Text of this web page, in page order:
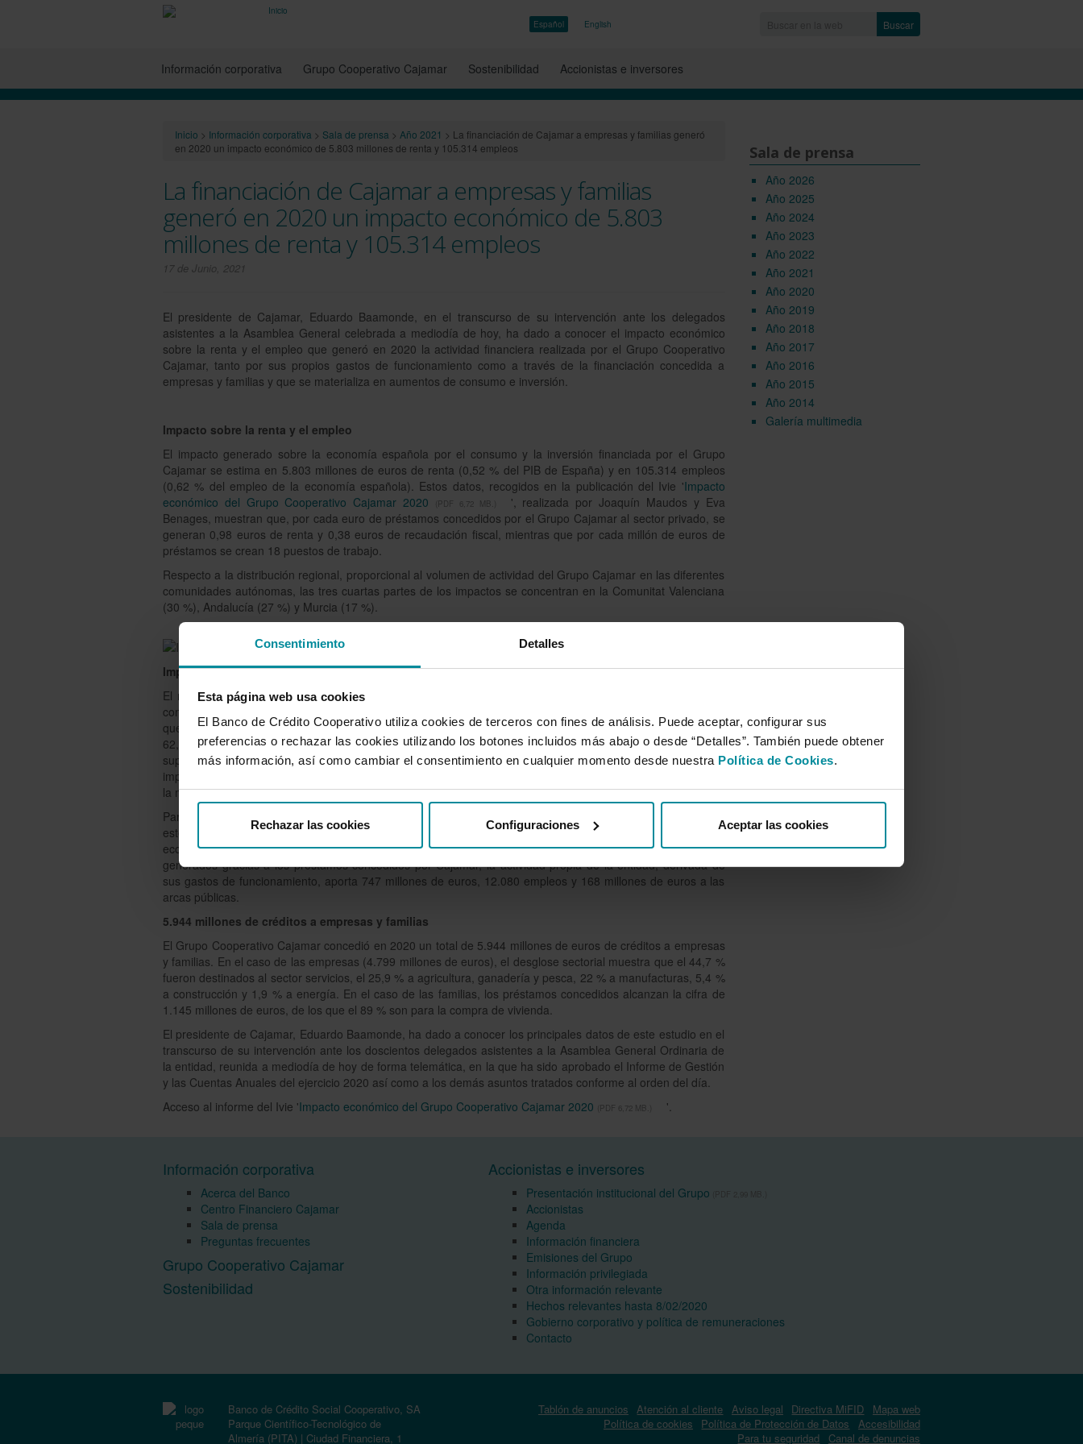
Consentimiento Detalles
Esta página web usa cookies
El Banco de Crédito Cooperativo utiliza cookies de terceros con fines de análisis. Puede aceptar, configurar sus
preferencias o rechazar las cookies utilizando los botones incluidos más abajo o desde “Detalles”. También puede obtener
más información, así como cambiar el consentimiento en cualquier momento desde nuestra Política de Cookies.
Rechazar las cookies Configuraciones Aceptar las cookies
Español English Buscar
Información corporativa Grupo Cooperativo Cajamar Sostenibilidad Accionistas e inversores
Inicio > Información corporativa > Sala de prensa > Año 2021 > La financiación de Cajamar a empresas y familias generó
en 2020 un impacto económico de 5.803 millones de renta y 105.314 empleos
La financiación de Cajamar a empresas y familias
generó en 2020 un impacto económico de 5.803
millones de renta y 105.314 empleos
17 de Junio, 2021
El presidente de Cajamar, Eduardo Baamonde, en el transcurso de su intervención ante los delegados
asistentes a la Asamblea General celebrada a mediodía de hoy, ha dado a conocer el impacto económico
sobre la renta y el empleo que generó en 2020 la actividad financiera realizada por el Grupo Cooperativo
Cajamar, tanto por sus propios gastos de funcionamiento como a través de la financiación concedida a
empresas y familias y que se materializa en aumentos de consumo e inversión.
Impacto sobre la renta y el empleo
El impacto generado sobre la economía española por el consumo y la inversión financiada por el Grupo
Cajamar se estima en 5.803 millones de euros de renta (0,52 % del PIB de España) y en 105.314 empleos
(0,62 % del empleo de la economía española). Estos datos, recogidos en la publicación del Ivie 'Impacto
económico del Grupo Cooperativo Cajamar 2020
(PDF 6,72 MB.)
', realizada por Joaquín Maudos y Eva
Benages, muestran que, por cada euro de préstamos concedidos por el Grupo Cajamar al sector privado, se
generan 0,98 euros de renta y 0,38 euros de recaudación fiscal, mientras que por cada millón de euros de
préstamos se crean 18 puestos de trabajo.
Respecto a la distribución regional, proporcional al volumen de actividad del Grupo Cajamar en las diferentes
comunidades autónomas, las tres cuartas partes de los impactos se concentran en la Comunitat Valenciana
(30 %), Andalucía (27 %) y Murcia (17 %).
Impacto fiscal
El montante de los impactos fiscales asociados a la actividad económica creada gracias a los préstamos
concedidos en 2020 por el Grupo Cooperativo Cajamar asciende a un total de 2.281 millones de euros, de los
que el 37,2 % corresponden a impuestos indirectos (mayoritariamente el IVA, 817,7 millones de euros) y el
62, 8 % restante a directos. De estos últimos, las cotizaciones a la Seguridad Social por el empleo creado
suponen un ingreso a las arcas públicas de 647,2 millones de euros (28,4 % del total), el efecto sobre el
impuesto de sociedades asciende a 584,7 millones de euros (25,6 %), mientras que la aportación vía IRPF es
la más reducida (199,7 millones, 8,7 %).
Para Joaquín Maudos, catedrático de la Universitat de València y director adjunto del Ivie, los resultados de
este informe demuestran la importante contribución del Grupo Cajamar a la generación de riqueza en la
economía española, sobre todo en un año tan complicado como ha sido el 2020. Y además de los impactos
generados gracias a los préstamos concedidos por Cajamar, la actividad propia de la entidad, derivada de
sus gastos de funcionamiento, aporta 747 millones de euros, 12.080 empleos y 168 millones de euros a las
arcas públicas.
5.944 millones de créditos a empresas y familias
El Grupo Cooperativo Cajamar concedió en 2020 un total de 5.944 millones de euros de créditos a empresas
y familias. En el caso de las empresas (4.799 millones de euros), el desglose sectorial muestra que el 44,7 %
fueron destinados al sector servicios, el 25,9 % a agricultura, ganadería y pesca, 22 % a manufacturas, 5,4 %
a construcción y 1,9 % a energía. En el caso de las familias, los préstamos concedidos alcanzan la cifra de
1.145 millones de euros, de los que el 89 % son para la compra de vivienda.
El presidente de Cajamar, Eduardo Baamonde, ha dado a conocer los principales datos de este estudio en el
transcurso de su intervención ante los doscientos delegados asistentes a la Asamblea General Ordinaria de
la entidad, reunida a mediodía de hoy de forma telemática, en la que ha sido aprobado el Informe de Gestión
y las Cuentas Anuales del ejercicio 2020 así como a los demás asuntos tratados conforme al orden del día.
Acceso al informe del Ivie 'Impacto económico del Grupo Cooperativo Cajamar 2020 (PDF 6,72 MB.) '.
Sala de prensa
Año 2026
Año 2025
Año 2024
Año 2023
Año 2022
Año 2021
Año 2020
Año 2019
Año 2018
Año 2017
Año 2016
Año 2015
Año 2014
Galería multimedia
Información corporativa
Acerca del Banco
Centro Financiero Cajamar
Sala de prensa
Preguntas frecuentes
Grupo Cooperativo Cajamar
Sostenibilidad
Accionistas e inversores
Presentación institucional del Grupo
Accionistas
Agenda
Información financiera
Emisiones del Grupo
Información privilegiada
Otra información relevante
Hechos relevantes hasta 8/02/2020
Gobierno corporativo y política de remuneraciones
Contacto
Banco de Crédito Social Cooperativo, SA
Parque Científico-Tecnológico de
Almería (PITA) | Ciudad Financiera, 1
Tablón de anuncios Atención al cliente Aviso legal Directiva MiFID
Mapa web
Política de cookies
Política de Protección de Datos
Accesibilidad
Para tu seguridad
Canal de denuncias